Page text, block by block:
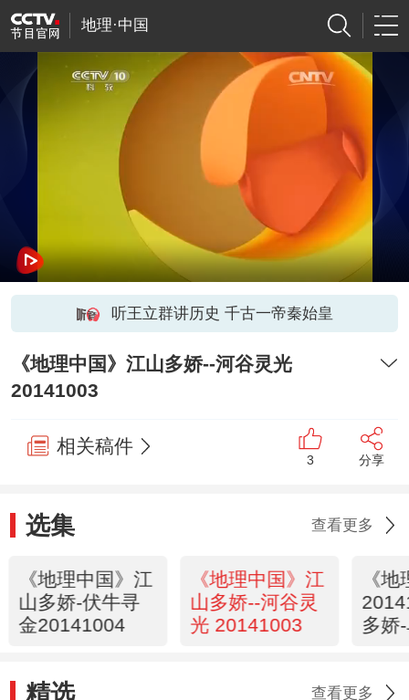
地理·中国
听王立群讲历史 千古一帝秦始皇
《地理中国》江山多娇--河谷灵光
20141003
相关稿件
3 分享
选集 查看更多
《地理中国》江
山多娇-伏牛寻
金20141004
《地理中国》江
山多娇--河谷灵
光 20141003
《
多娇
精选 查看更多